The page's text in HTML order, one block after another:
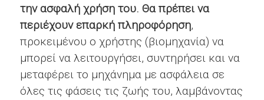
την ασφαλή χρήση του. Θα πρέπει να
περιέχουν επαρκή πληροφόρηση,
προκειμένου ο χρήστης (βιομηχανία) να
μπορεί να λειτουργήσει, συντηρήσει και να
μεταφέρει το μηχάνημα με ασφάλεια σε
όλες τις φάσεις τις ζωής του, λαμβάνοντας